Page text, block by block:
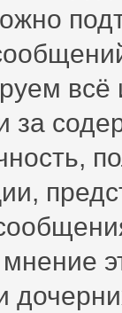
всё
за